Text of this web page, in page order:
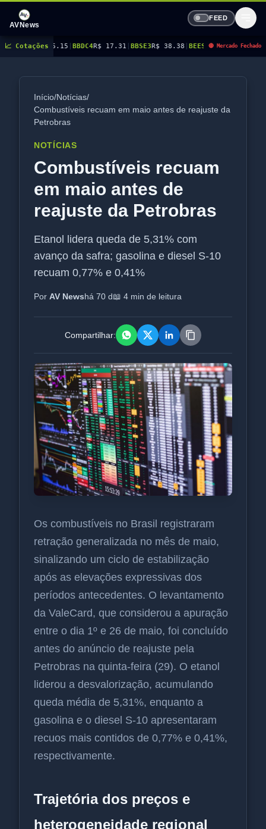
AVNews
FEED
📈 Cotações
|BBDC4R$ 17.31 |BBSE3R$ 38.38 |BEES3R$ 8.78| BEES4 R$ 9.16|BMGB4
🔴 Mercado Fechado
Início/Notícias/
Combustíveis recuam em maio antes de reajuste da
Petrobras
NOTÍCIAS
Combustíveis recuam
em maio antes de
reajuste da Petrobras
Etanol lidera queda de 5,31% com
avanço da safra; gasolina e diesel S-10
recuam 0,77% e 0,41%
Por AV Newshá 70 d📖 4 min de leitura
Compartilhar:
Os combustíveis no Brasil registraram
retração generalizada no mês de maio,
sinalizando um ciclo de estabilização
após as elevações expressivas dos
períodos antecedentes. O levantamento
da ValeCard, que considerou a apuração
entre o dia 1º e 26 de maio, foi concluído
antes do anúncio de reajuste pela
Petrobras na quinta-feira (29). O etanol
liderou a desvalorização, acumulando
queda média de 5,31%, enquanto a
gasolina e o diesel S-10 apresentaram
recuos mais contidos de 0,77% e 0,41%,
respectivamente.
Trajetória dos preços e
heterogeneidade regional